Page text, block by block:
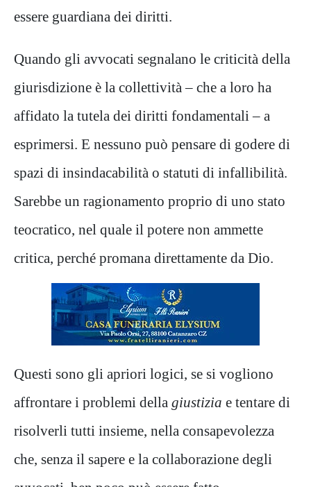
essere guardiana dei diritti.
Quando gli avvocati segnalano le criticità della
giurisdizione è la collettività – che a loro ha
affidato la tutela dei diritti fondamentali – a
esprimersi. E nessuno può pensare di godere di
spazi di insindacabilità o statuti di infallibilità.
Sarebbe un ragionamento proprio di uno stato
teocratico, nel quale il potere non ammette
critica, perché promana direttamente da Dio.
Questi sono gli apriori logici, se si vogliono
affrontare i problemi della giustizia e tentare di
risolverli tutti insieme, nella consapevolezza
che, senza il sapere e la collaborazione degli